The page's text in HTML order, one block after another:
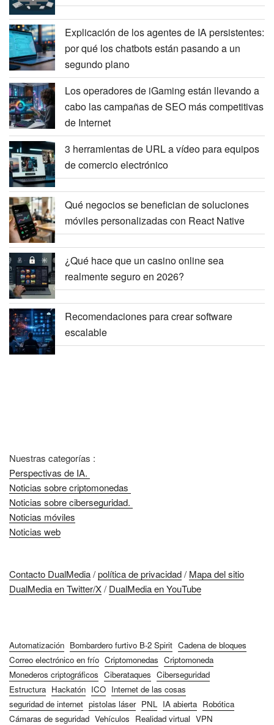
Explicación de los agentes de IA persistentes:
por qué los chatbots están pasando a un
segundo plano
Los operadores de iGaming están llevando a
cabo las campañas de SEO más competitivas
de Internet
3 herramientas de URL a vídeo para equipos
de comercio electrónico
Qué negocios se benefician de soluciones
móviles personalizadas con React Native
¿Qué hace que un casino online sea
realmente seguro en 2026?
Recomendaciones para crear software
escalable
Nuestras categorías :
Perspectivas de IA.
Noticias sobre criptomonedas
Noticias sobre ciberseguridad.
Noticias móviles
Noticias web
Contacto DualMedia/política de privacidad/ Mapa del sitio
DualMedia en Twitter/X/ DualMedia en YouTube
Automatización Bombardero furtivo B-2 Spirit Cadena de bloques
Correo electrónico en frío Criptomonedas Criptomoneda
Monederos criptográficos Ciberataques Ciberseguridad
Estructura Hackatón ICO Internet de las cosas
seguridad de internet pistolas láser PNL IA abierta Robótica
Cámaras de seguridad Vehículos Realidad virtual VPN